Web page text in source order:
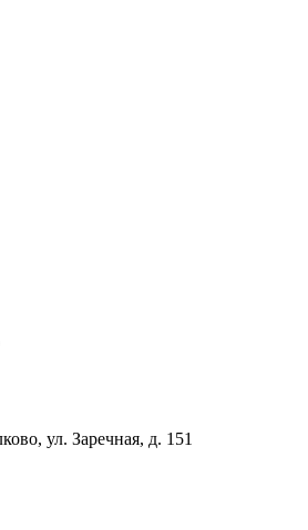
ул. Заречная, д. 151